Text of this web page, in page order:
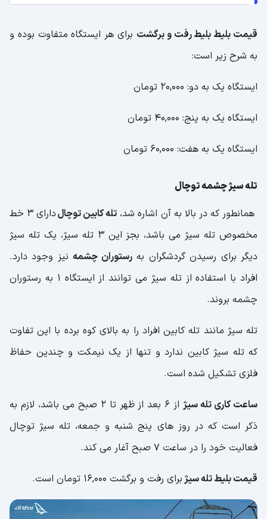
قیمت بلیط بلیط رفت و برگشت برای هر ایستگاه متفاوت بوده و
به شرح زیر است:
ایستگاه یک به دو: 20,000 تومان
ایستگاه یک به پنج: 40,000 تومان
ایستگاه یک به هفت: 60,000 تومان
تله سیژ چشمه توچال
همانطور که در بالا به آن اشاره شد، تله کابین توچال
دارای 3 خط
مخصوص تله سیژ می باشد، بجز این 3 تله سیژ، یک تله سیژ
دیگر برای رسیدن گردشگران بهرستوران چشمهنیز وجود دارد.
افراد با استفاده از تله سیژ می توانند از ایستگاه 1 به رستوران
چشمه بروند.
تله سیژ مانند تله کابین افراد را به بالای کوه برده با این تفاوت
که تله سیژ کابین ندارد و تنها از یک نیمکت و چندین حفاظ
فلزی تشکیل شده است.
ساعت کاری تله سیژ
از 6 بعد از ظهر تا 2 صبح می باشد، لازم به
ذکر است که در روز های پنج شنبه و جمعه، تله سیژ توچال
فعالیت خود را در ساعت 7 صبح آغار می کند.
قیمت بلیط تله سیژ برای رفت و برگشت 16,000 تومان است.